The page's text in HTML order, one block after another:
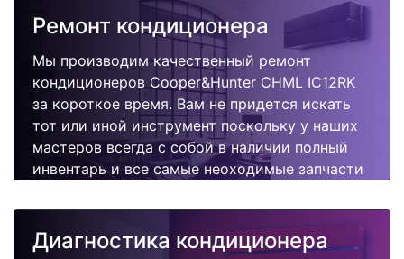
Ремонт кондиционера
Мы производим качественный ремонт
кондиционеров Cooper&Hunter CHML IC12RK
за короткое время. Вам не придется искать
тот или иной инструмент поскольку у наших
мастеров всегда с собой в наличии полный
инвентарь и все самые неоходимые запчасти
быстро, качественно и недорого.
Диагностика кондиционера